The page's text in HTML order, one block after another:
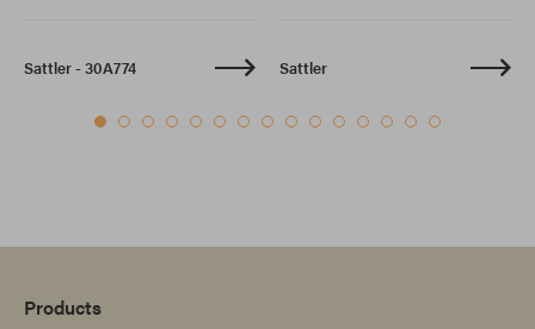
Sattler - 30A774 Sattler
Products